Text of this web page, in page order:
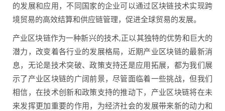
的发展和应用，不同国家的企业可以通过区块链技术实现跨
境贸易的高效结算和供应链管理，促进全球贸易的发展。
产业区块链作为一种新兴的技术,正以其独特的优势和巨大的
潜力，改变着各行业的发展格局，近期产业区块链的最新消
息，无论是技术突破、政策支持还是应用拓展，都为我们展
示了产业区块链的广阔前景，尽管面临着一些挑战，但我们
相信，在技术创新和政策支持的推动下，产业区块链将在未
来发挥更加重要的作用，为经济社会的发展带来新的动力和